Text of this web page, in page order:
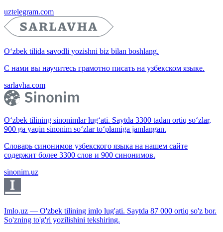
uztelegram.com
O‘zbek tilida savodli yozishni biz bilan boshlang.
С нами вы научитесь грамотно писать на узбекском языке.
sarlavha.com
O‘zbek tilining sinonimlar lug‘ati. Saytda 3300 tadan ortiq so‘zlar,
900 ga yaqin sinonim so‘zlar to‘plamiga jamlangan.
Словарь синонимов узбекского языка на нашем сайте
содержит более 3300 слов и 900 синонимов.
sinonim.uz
Imlo.uz — O'zbek tilining imlo lug'ati. Saytda 87 000 ortiq so'z bor.
So'zning to'g'ri yozilishini tekshiring.